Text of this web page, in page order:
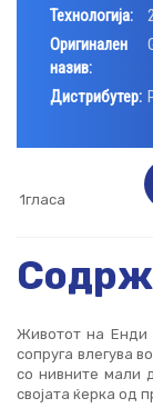
Технологија:
Оригинален
назив:
Дистрибутер:
1гласа
Животот на Енди
сопруга влегува
со нивните мали
својата ќерка од